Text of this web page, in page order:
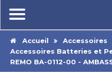
Accueil
Accessoires
Accessoires Batteries et
REMO BA-0112-00 -